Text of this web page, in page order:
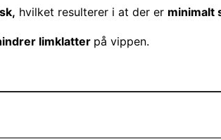
hvilket resulterer i at der er minimalt
limklatter på vippen.